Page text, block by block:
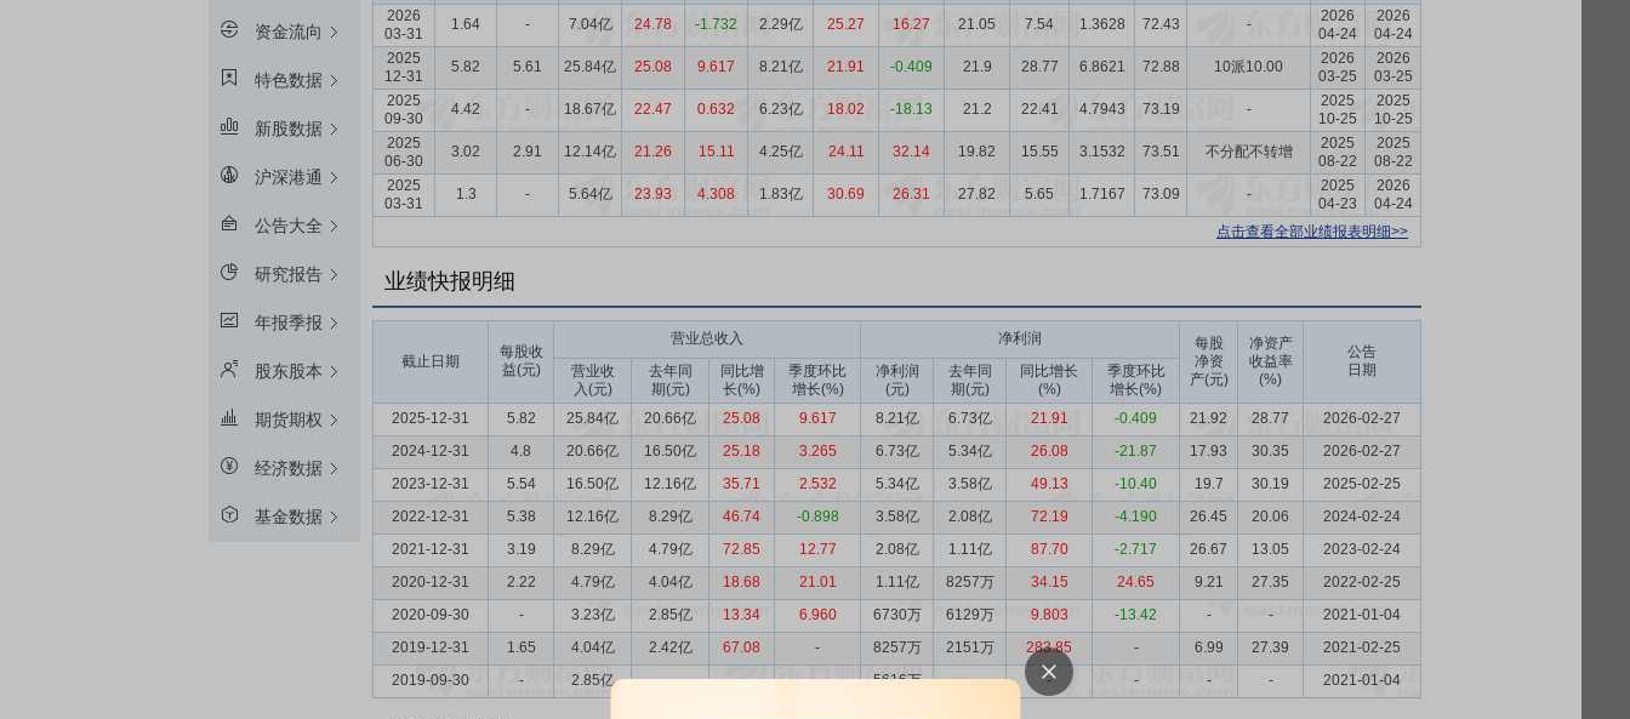
资金流向
特色数据
新股数据
沪深港通
公告大全
研究报告
年报季报
股东股本
期货期权
经济数据
基金数据
2026
03-31
1.64 - 7.04亿 24.78 -1.732 2.29亿 25.27 16.27 21.05 7.54 1.3628 72.43 -
2026
04-24
2026
04-24
2025
12-31
5.82 5.61 25.84亿 25.08 9.617 8.21亿 21.91 -0.409 21.9 28.77 6.8621 72.88 10派10.00
2026
03-25
2026
03-25
2025
09-30
4.42 - 18.67亿 22.47 0.632 6.23亿 18.02 -18.13 21.2 22.41 4.7943 73.19 -
2025
10-25
2025
10-25
2025
06-30
3.02 2.91 12.14亿 21.26 15.11 4.25亿 24.11 32.14 19.82 15.55 3.1532 73.51 不分配不转增
2025
08-22
2025
08-22
2025
03-31
1.3 - 5.64亿 23.93 4.308 1.83亿 30.69 26.31 27.82 5.65 1.7167 73.09 -
2025
04-23
2026
04-24
点击查看全部业绩报表明细>>
业绩快报明细
截止日期
每股收
益(元)
营业总收入 净利润
每股
净资
产(元)
净资产
收益率
(%)
公告
日期
营业收
入(元)
去年同
期(元)
同比增
长(%)
季度环比
增长(%)
净利润
(元)
去年同
期(元)
同比增长
(%)
季度环比
增长(%)
2025-12-31
5.82 25.84亿 20.66亿 25.08 9.617 8.21亿 6.73亿 21.91 -0.409 21.92 28.77
2026-02-27
2024-12-31
4.8 20.66亿 16.50亿 25.18 3.265 6.73亿 5.34亿 26.08 -21.87 17.93 30.35
2026-02-27
2023-12-31
5.54 16.50亿 12.16亿 35.71 2.532 5.34亿 3.58亿 49.13 -10.40 19.7 30.19
2025-02-25
2022-12-31
5.38 12.16亿 8.29亿 46.74 -0.898 3.58亿 2.08亿 72.19 -4.190 26.45 20.06
2024-02-24
2021-12-31
3.19 8.29亿 4.79亿 72.85 12.77 2.08亿 1.11亿 87.70 -2.717 26.67 13.05
2023-02-24
2020-12-31
2.22 4.79亿 4.04亿 18.68 21.01 1.11亿 8257万 34.15 24.65 9.21 27.35
2022-02-25
2020-09-30
- 3.23亿 2.85亿 13.34 6.960 6730万 6129万 9.803 -13.42 - -
2021-01-04
2019-12-31
1.65 4.04亿 2.42亿 67.08 - 8257万 2151万 283.85 - 6.99 27.39
2021-02-25
2019-09-30
- 2.85亿 - - - 5616万 - - - - - 2021-01-04